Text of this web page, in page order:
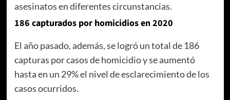
asesinatos en diferentes circunstancias.
186 capturados por homicidios en 2020
El año pasado, además, se logró un total de 186
capturas por casos de homicidio y se aumentó
hasta en un 29% el nivel de esclarecimiento de los
casos ocurridos.